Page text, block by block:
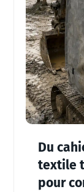
Du
textile
pour